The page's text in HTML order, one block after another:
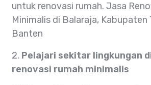
untuk renovasi rumah. Jasa
Minimalis di Balaraja, Kabupaten
Banten
2. Pelajari sekitar lingkungan
renovasi rumah minimalis